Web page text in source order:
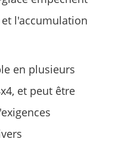
l'accumulation
en plusieurs
et peut être